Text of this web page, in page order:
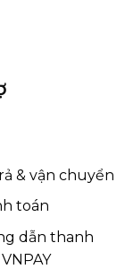
& vận chuyển
toán
dẫn thanh